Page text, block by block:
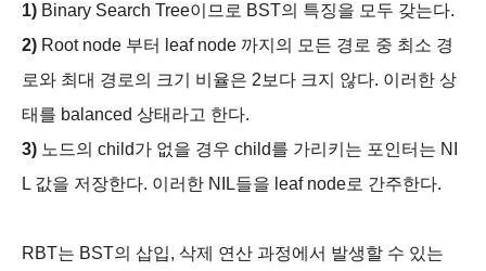
1) Binary Search Tree이므로 BST의 특징을 모두 갖는다.
2) Root node 부터 leaf node 까지의 모든 경로 중 최소 경
로와 최대 경로의 크기 비율은 2보다 크지 않다. 이러한 상
태를 balanced 상태라고 한다.
3) 노드의 child가 없을 경우 child를 가리키는 포인터는 NI
L 값을 저장한다. 이러한 NIL들을 leaf node로 간주한다.
RBT는 BST의 삽입, 삭제 연산 과정에서 발생할 수 있는